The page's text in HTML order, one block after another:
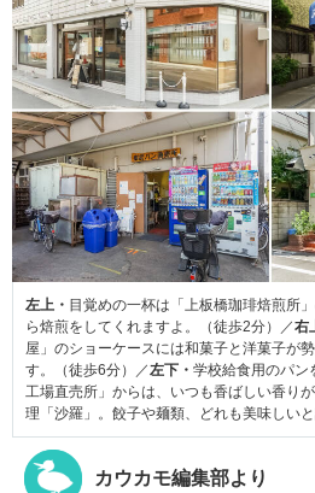
左上・ 目覚めの一杯は「上板橋珈琲焙煎所
ら焙煎をしてくれますよ。（徒歩2分）／右
屋」のショーケースには和菓子と洋菓子が
す。（徒歩6分）／左下・ 学校給食用のパン
工場直売所」からは、いつも香ばしい香り
理「沙羅」。餃子や麺類、どれも美味しい
カウカモ編集部より